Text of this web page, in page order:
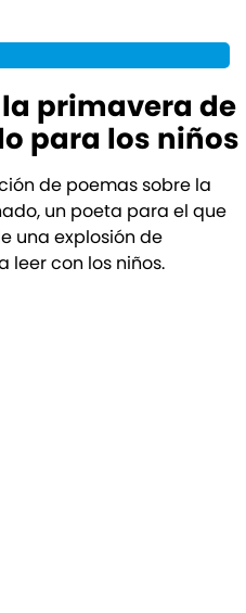
primavera de
para los niños
de poemas sobre la
un poeta para el que
una explosión de
leer con los niños.